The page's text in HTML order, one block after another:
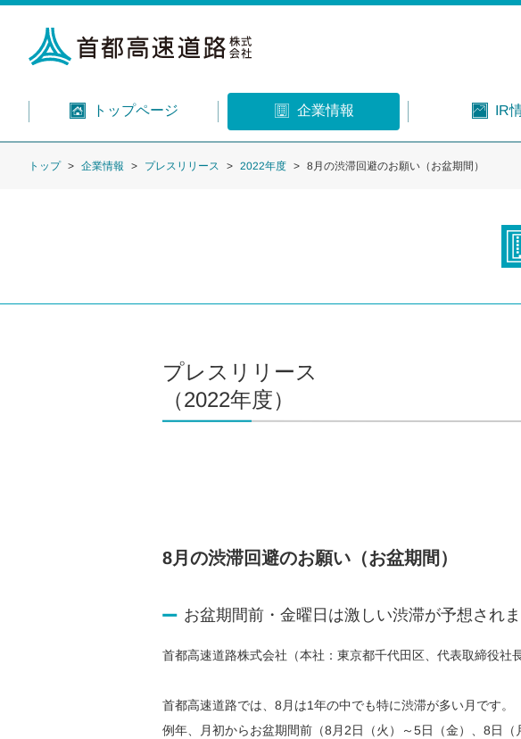
トップページ 企業情報 IR
トップ 企業情報 プレスリリース 2022年度 8月の渋滞回避のお願い（お盆期間）
プレスリリース
（2022年度）
8月の渋滞回避のお願い（お盆期間）
お盆期間前・金曜日は激しい渋滞が予想され
首都高速道路株式会社（本社：東京都千代田区、代表取締役社
首都高速道路では、8月は1年の中でも特に渋滞が多い月です。
例年、月初からお盆期間前（8月2日（火）～5日（金）、8日